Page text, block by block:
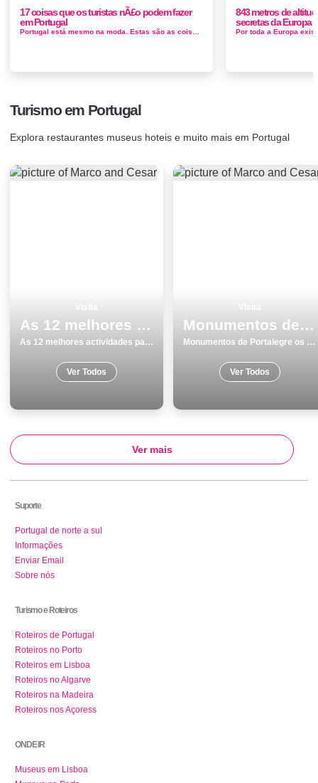
17 coisas que os turistas nÃ£o podem fazer
em Portugal
Portugal está mesmo na moda. Estas são as coisas que os turistas não podem fazer em Portugal, A provar que há cada vez mai...
843 metros de
secretas da Europa
Turismo em Portugal
Explora restaurantes museus hoteis e muito mais em Portugal
As 12 melhores actividades para fazer e visitar em Braga
As 12 melhores actividades para fazer e visitar em Braga
Ver Todos
Monumentos de Portalegre os 12 melhores
Monumentos de Portalegre os 12 melhores
Ver Todos
Ver mais
Suporte
Portugal de norte a sul
Informações
Enviar Email
Sobre nós
Turismo e Roteiros
Roteiros de Portugal
Roteiros no Porto
Roteiros em Lisboa
Roteiros no Algarve
Roteiros na Madeira
Roteiros nos Açoress
ONDE IR
Museus em Lisboa